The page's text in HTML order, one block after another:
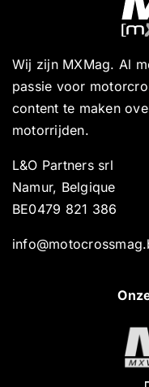
Wij zijn MXMag. Al
passie voor
content te maken
motorrijden.
L&O Partners srl
Namur, Belgique
BE0479 821 386